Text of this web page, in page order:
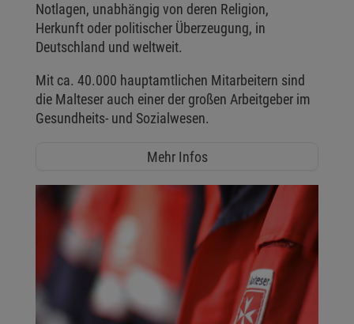
Notlagen, unabhängig von deren Religion,
Herkunft oder politischer Überzeugung, in
Deutschland und weltweit.
Mit ca. 40.000 hauptamtlichen Mitarbeitern sind
die Malteser auch einer der großen Arbeitgeber im
Gesundheits- und Sozialwesen.
Mehr Infos